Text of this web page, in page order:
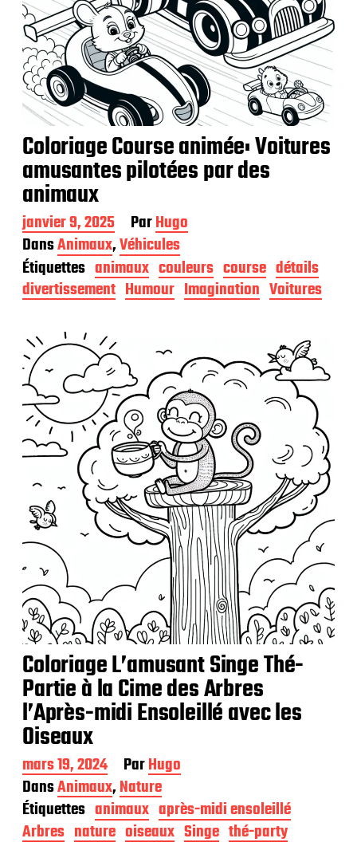
Coloriage Course animée: Voitures
amusantes pilotées par des
animaux
D
a
t
e
d
e
u
b
l
i
c
a
i
o
janvier 9, 2025 ParHugo
DansAnimaux,Véhicules
Étiquettes animaux couleurs course détails
divertissement Humour Imagination Voitures
Coloriage L’amusant Singe Thé-
Partie à la Cime des Arbres
l’Après-midi Ensoleillé avec les
Oiseaux
D
a
t
e
d
e
mars 19, 2024 ParHugo
DansAnimaux,Nature
Étiquettes animaux après-midi ensoleillé
Arbres nature oiseaux Singe thé-party